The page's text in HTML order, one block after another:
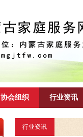
协会组织 行业资讯
行业资讯